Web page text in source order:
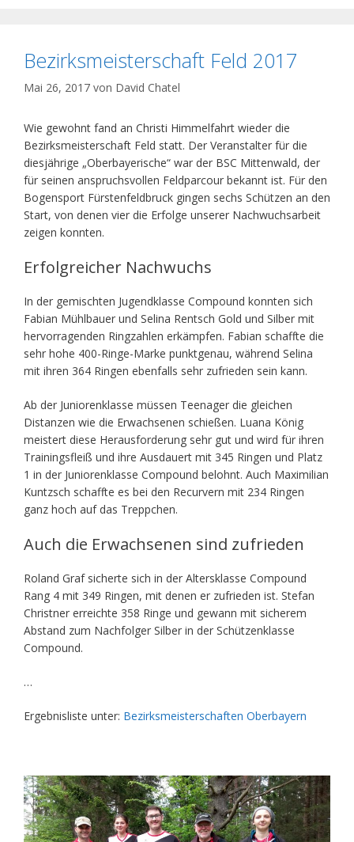
Bezirksmeisterschaft Feld 2017
Mai 26, 2017 von David Chatel
Wie gewohnt fand an Christi Himmelfahrt wieder die
Bezirksmeisterschaft Feld statt. Der Veranstalter für die
diesjährige „Oberbayerische“ war der BSC Mittenwald, der
für seinen anspruchsvollen Feldparcour bekannt ist. Für den
Bogensport Fürstenfeldbruck gingen sechs Schützen an den
Start, von denen vier die Erfolge unserer Nachwuchsarbeit
zeigen konnten.
Erfolgreicher Nachwuchs
In der gemischten Jugendklasse Compound konnten sich
Fabian Mühlbauer und Selina Rentsch Gold und Silber mit
hervorragenden Ringzahlen erkämpfen. Fabian schaffte die
sehr hohe 400-Ringe-Marke punktgenau, während Selina
mit ihren 364 Ringen ebenfalls sehr zufrieden sein kann.
Ab der Juniorenklasse müssen Teenager die gleichen
Distanzen wie die Erwachsenen schießen. Luana König
meistert diese Herausforderung sehr gut und wird für ihren
Trainingsfleiß und ihre Ausdauert mit 345 Ringen und Platz
1 in der Juniorenklasse Compound belohnt. Auch Maximilian
Kuntzsch schaffte es bei den Recurvern mit 234 Ringen
ganz hoch auf das Treppchen.
Auch die Erwachsenen sind zufrieden
Roland Graf sicherte sich in der Altersklasse Compound
Rang 4 mit 349 Ringen, mit denen er zufrieden ist. Stefan
Christner erreichte 358 Ringe und gewann mit sicherem
Abstand zum Nachfolger Silber in der Schützenklasse
Compound.
…
Ergebnisliste unter: Bezirksmeisterschaften Oberbayern